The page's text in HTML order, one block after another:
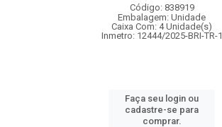
Código: 838919
Embalagem: Unidade
Caixa Com: 4 Unidade(s)
Inmetro: 12444/2025-BRI-TR-1
Faça seu login ou
cadastre-se para
comprar.